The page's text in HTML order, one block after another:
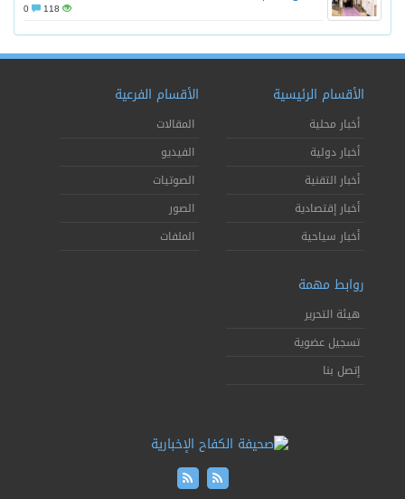
118
الأقسام الرئيسية
أخبار محلية
أخبار دولية
أخبار التقنية
أخبار إقتصادية
أخبار سياحية
الأقسام الفرعية
المقالات
الفيديو
الصوتيات
الصور
الملفات
روابط مهمة
هيئة التحرير
تسجيل عضوية
إتصل بنا